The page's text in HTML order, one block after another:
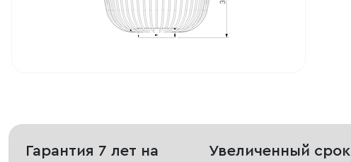
Гарантия 7 лет на
Увеличенный срок